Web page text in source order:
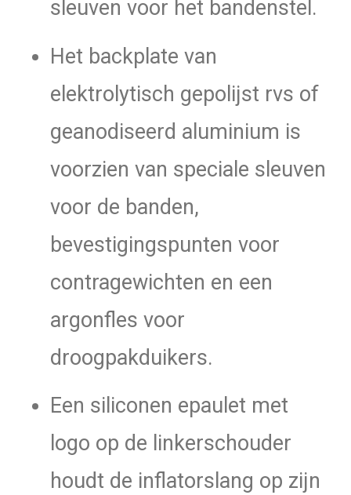
sleuven voor het bandenstel.
Het backplate van
elektrolytisch gepolijst rvs of
geanodiseerd aluminium is
voorzien van speciale sleuven
voor de banden,
bevestigingspunten voor
contragewichten en een
argonfles voor
droogpakduikers.
Een siliconen epaulet met
logo op de linkerschouder
houdt de inflatorslang op zijn